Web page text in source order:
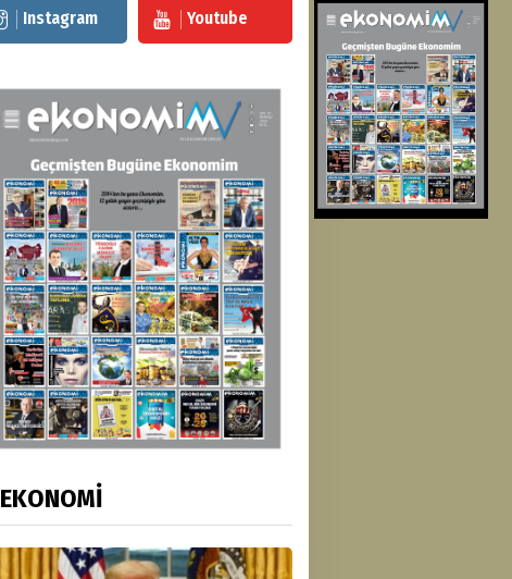
Instagram Youtube
EKONOMİ